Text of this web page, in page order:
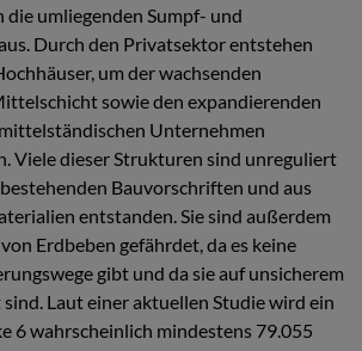
die umliegenden Sumpf- und
Durch den Privatsektor entstehen
um der wachsenden
sowie den expandierenden
Unternehmen
Viele dieser Strukturen sind unreguliert
Bauvorschriften und aus
entstanden. Sie sind außerdem
Erdbeben gefährdet, da es keine
gibt und da sie auf unsicherem
Laut einer aktuellen Studie wird ein
6 wahrscheinlich mindestens 79.055